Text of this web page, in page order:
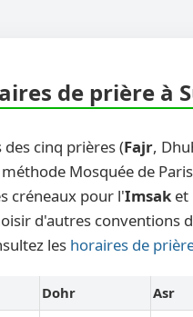
de prière à
cinq prières (Fajr,
Mosquée de
créneaux pour l'Imsak et
d'autres conventions
les horaires de
Dohr Asr